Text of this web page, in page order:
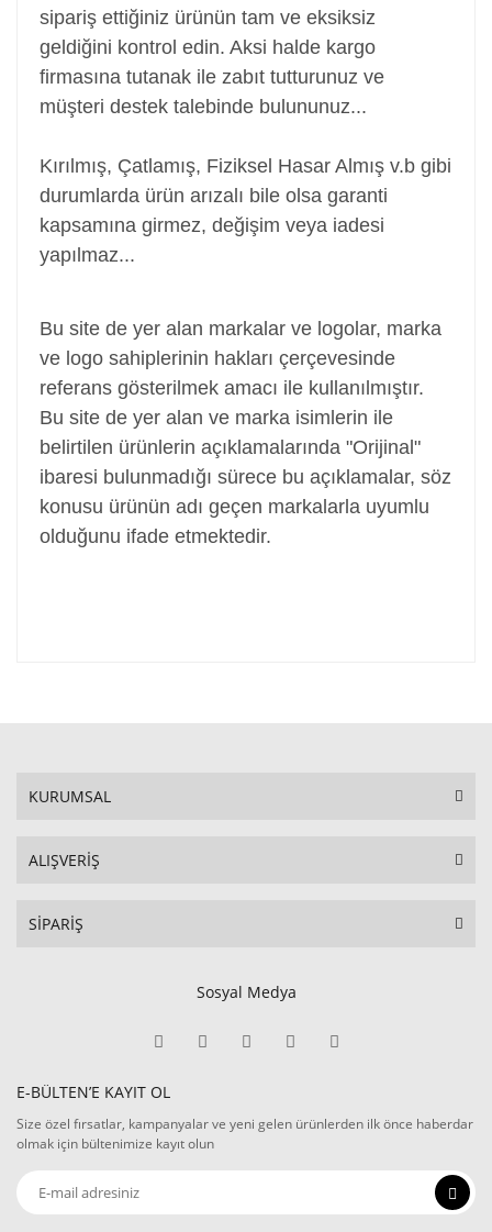
sipariş ettiğiniz ürünün tam ve eksiksiz
geldiğini kontrol edin. Aksi halde kargo
firmasına tutanak ile zabıt tutturunuz ve
müşteri destek talebinde bulununuz...
Kırılmış, Çatlamış, Fiziksel Hasar Almış v.b gibi
durumlarda ürün arızalı bile olsa garanti
kapsamına girmez, değişim veya iadesi
yapılmaz...
Bu site de yer alan markalar ve logolar, marka
ve logo sahiplerinin hakları çerçevesinde
referans gösterilmek amacı ile kullanılmıştır.
Bu site de yer alan ve marka isimlerin ile
belirtilen ürünlerin açıklamalarında "Orijinal"
ibaresi bulunmadığı sürece bu açıklamalar, söz
konusu ürünün adı geçen markalarla uyumlu
olduğunu ifade etmektedir.
KURUMSAL
ALIŞVERİŞ
SİPARİŞ
Sosyal Medya
E-BÜLTEN’E KAYIT OL
Size özel fırsatlar, kampanyalar ve yeni gelen ürünlerden ilk önce haberdar
olmak için bültenimize kayıt olun